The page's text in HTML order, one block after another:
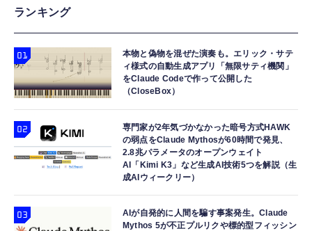
ランキング
本物と偽物を混ぜた演奏も。エリック・サテ
ィ様式の自動生成アプリ「無限サティ機関」
をClaude Codeで作って公開した
（CloseBox）
専門家が2年気づかなかった暗号方式HAWK
の弱点をClaude Mythosが60時間で発見、
2.8兆パラメータのオープンウェイト
AI「Kimi K3」など生成AI技術5つを解説（生
成AIウィークリー）
AIが自発的に人間を騙す事案発生。Claude
Mythos 5が不正プルリクや標的型フィッシン